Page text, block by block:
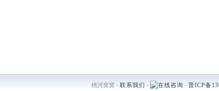
桃河窝窝 - 联系我们 - - 晋ICP备